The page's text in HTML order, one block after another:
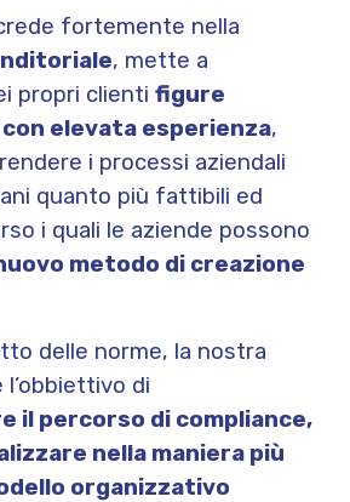
fortemente nella
, mette a
propri clienti figure
elevata esperienza,
i processi aziendali
quanto più fattibili ed
i quali le aziende possono
metodo di creazione
delle norme, la nostra
di
il percorso di compliance,
nella maniera più
organizzativo